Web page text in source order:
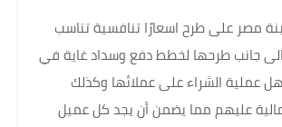
مصر على طرح اسعارًا تنافسية تناسب
الى جانب طرحها لخطط دفع وسداد غاية في
عملية الشراء على عملائها وكذلك
عليهم مما يضمن أن يجد كل عميل